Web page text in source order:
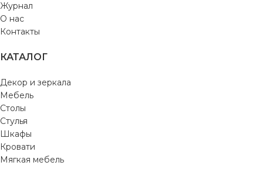
Журнал
О нас
Контакты
КАТАЛОГ
Декор и зеркала
Мебель
Столы
Стулья
Шкафы
Кровати
Мягкая мебель